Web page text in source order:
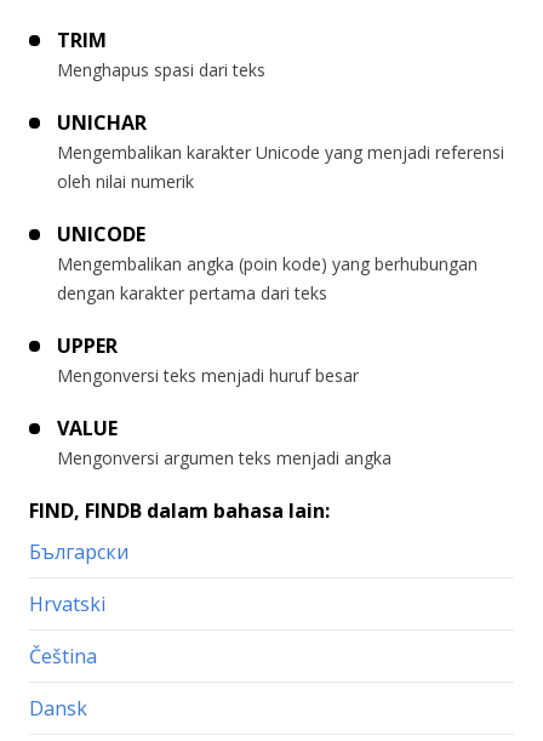
TRIM
Menghapus spasi dari teks
UNICHAR
Mengembalikan karakter Unicode yang menjadi referensi
oleh nilai numerik
UNICODE
Mengembalikan angka (poin kode) yang berhubungan
dengan karakter pertama dari teks
UPPER
Mengonversi teks menjadi huruf besar
VALUE
Mengonversi argumen teks menjadi angka
FIND, FINDB dalam bahasa lain:
Български
Hrvatski
Čeština
Dansk